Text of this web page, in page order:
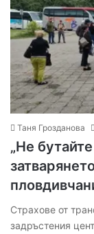
Таня Грозданова
„Не
Страхове от
задръстения